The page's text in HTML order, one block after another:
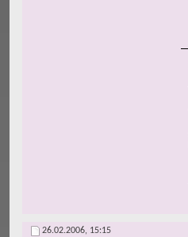
26.02.2006, 15:15